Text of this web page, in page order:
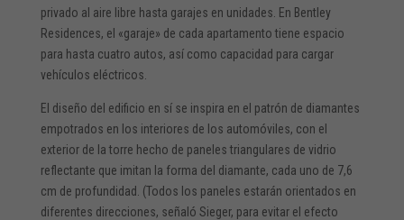
privado al aire libre hasta garajes en unidades. En Bentley
Residences, el «garaje» de cada apartamento tiene espacio
para hasta cuatro autos, así como capacidad para cargar
vehículos eléctricos.
El diseño del edificio en sí se inspira en el patrón de diamantes
empotrados en los interiores de los automóviles, con el
exterior de la torre hecho de paneles triangulares de vidrio
reflectante que imitan la forma del diamante, cada uno de 7,6
cm de profundidad. (Todos los paneles estarán orientados en
diferentes direcciones, señaló Sieger, para evitar el efecto